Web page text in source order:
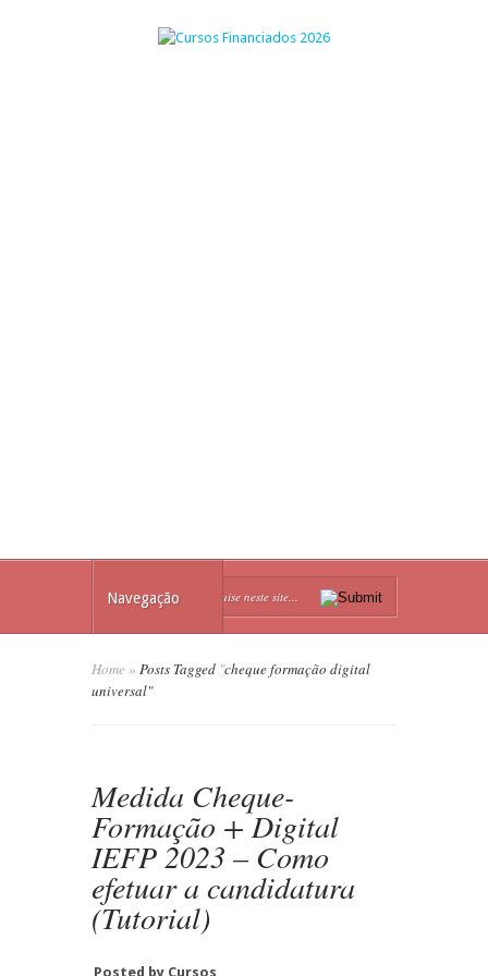
Navegação
Home » Posts Tagged "cheque formação digital
universal"
Medida Cheque-
Formação + Digital
IEFP 2023 – Como
efetuar a candidatura
(Tutorial)
Posted by Cursos